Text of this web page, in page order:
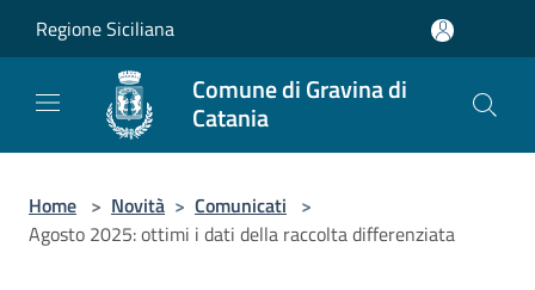
Regione Siciliana
Comune di Gravina di
Catania
Home > Novità > Comunicati >
Agosto 2025: ottimi i dati della raccolta differenziata